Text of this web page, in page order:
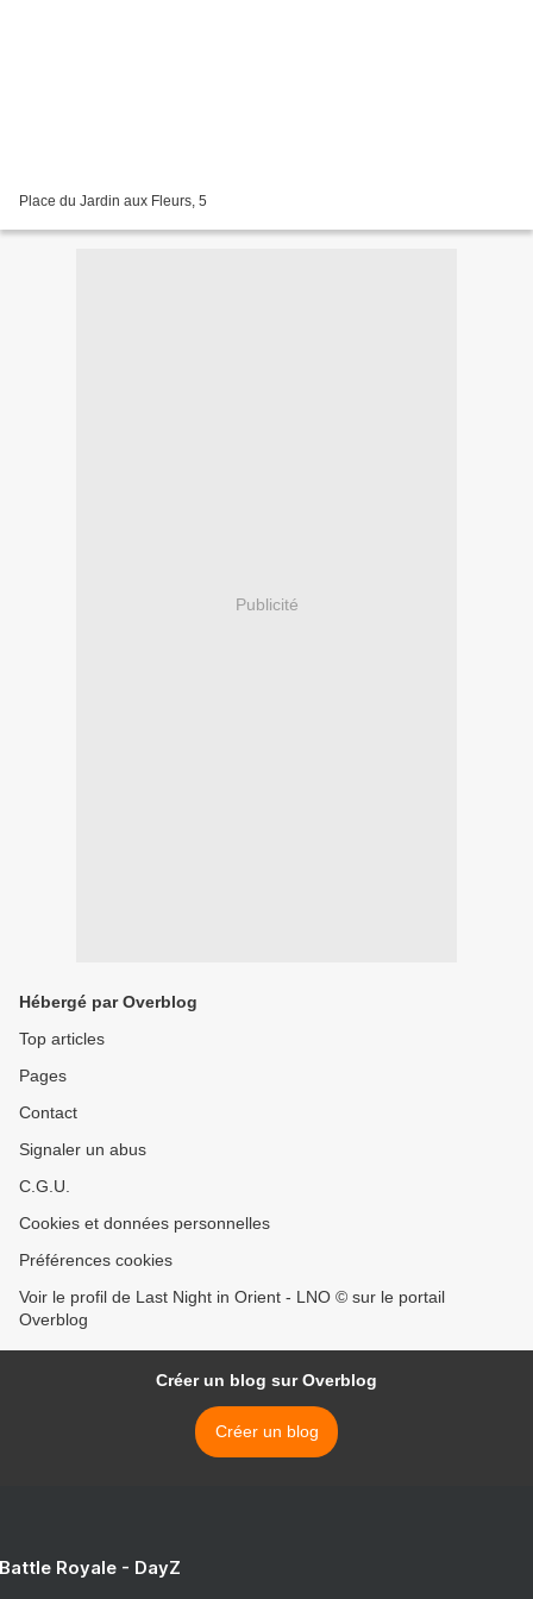
Place du Jardin aux Fleurs, 5
Publicité
Hébergé par Overblog
Top articles
Pages
Contact
Signaler un abus
C.G.U.
Cookies et données personnelles
Préférences cookies
Voir le profil de Last Night in Orient - LNO © sur le portail
Overblog
Créer un blog sur Overblog
Créer un blog
Royale - DayZ